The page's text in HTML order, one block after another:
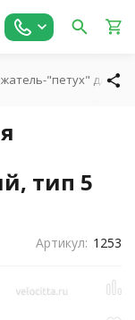
"петух" для
тип 5
Артикул: 1253